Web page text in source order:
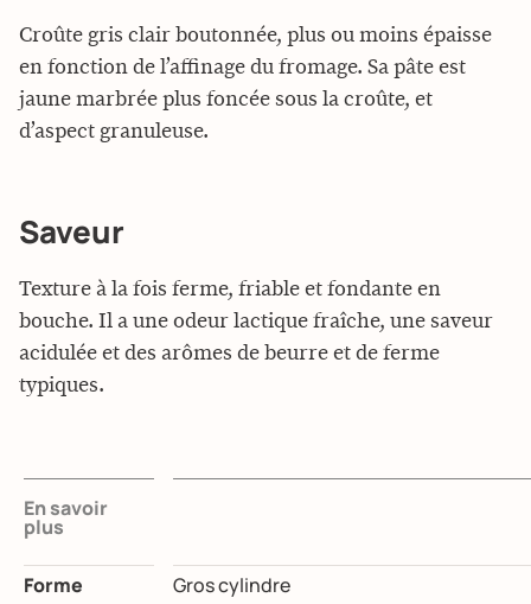
Croûte gris clair boutonnée, plus ou moins épaisse
en fonction de l’affinage du fromage. Sa pâte est
jaune marbrée plus foncée sous la croûte, et
d’aspect granuleuse.
Saveur
Texture à la fois ferme, friable et fondante en
bouche. Il a une odeur lactique fraîche, une saveur
acidulée et des arômes de beurre et de ferme
typiques.
En savoir
plus
Forme Gros cylindre